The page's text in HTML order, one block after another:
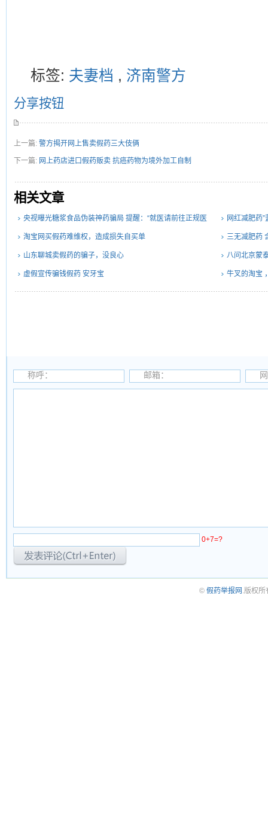
标签: 夫妻档 , 济南警方
分享按钮
上一篇: 警方揭开网上售卖假药三大伎俩
下一篇: 网上药店进口假药贩卖 抗癌药物为境外加工自制
相关文章
央视曝光糖浆食品伪装神药骗局 提醒：“就医请前往正规医
院”
网红减肥药
淘宝网买假药难维权，造成损失自买单 三无减肥药
山东聊城卖假药的骗子，没良心 八问北京蒙
虚假宣传骗钱假药 安牙宝 牛叉的淘宝
称呼： 邮箱：
0+7=?
© 假药举报网 .版权